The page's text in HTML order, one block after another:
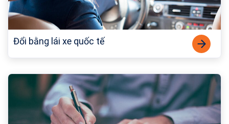
Đổi bằng lái xe quốc tế